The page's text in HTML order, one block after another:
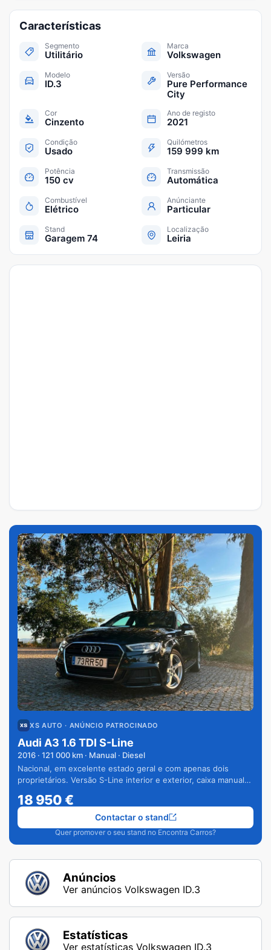
Características
Segmento
Utilitário
Marca
Volkswagen
Modelo
ID.3
Versão
Pure Performance
City
Cor
Cinzento
Ano de registo
2021
Condição
Usado
Quilómetros
159 999 km
Potência
150 cv
Transmissão
Automática
Combustível
Elétrico
Anúnciante
Particular
Stand
Garagem 74
Localização
Leiria
XS AUTO · ANÚNCIO PATROCINADO
Audi A3 1.6 TDI S-Line
2016 · 121 000 km · Manual · Diesel
Nacional, em excelente estado geral e com apenas dois
proprietários. Versão S-Line interior e exterior, caixa manual
18 950€
Quer promover o seu stand no Encontra Carros?
Contactar o stand
Anúncios
Ver anúncios Volkswagen ID.3
Estatísticas
Ver estatísticas Volkswagen ID.3